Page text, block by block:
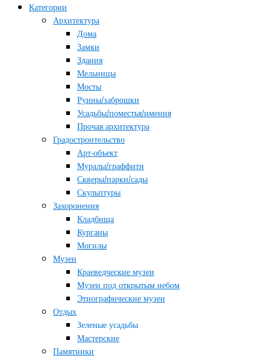
Категории
Архитектура
Дома
Замки
Здания
Мельницы
Мосты
Руины/заброшки
Усадьбы/поместья/имения
Прочая архитектура
Градостроительство
Арт-объект
Муралы/граффити
Скверы/парки/сады
Скульптуры
Захоронения
Кладбища
Курганы
Могилы
Музеи
Краеведческие музеи
Музеи под открытым небом
Этнографические музеи
Отдых
Зеленые усадьбы
Мастерские
Памятники